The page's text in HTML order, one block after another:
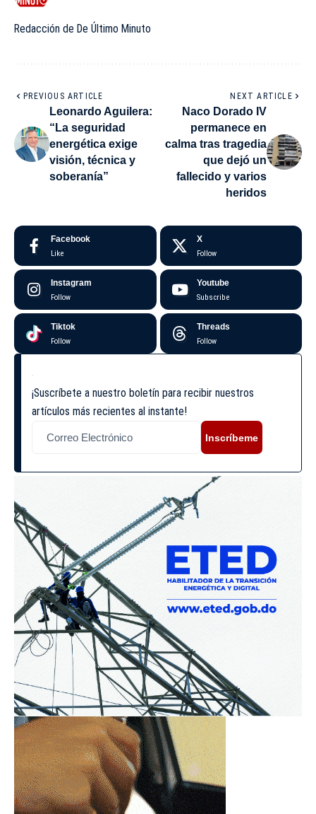
Redacción de De Último Minuto
PREVIOUS ARTICLE
Leonardo Aguilera:
“La seguridad
energética exige
visión, técnica y
soberanía”
NEXT ARTICLE
Naco Dorado IV
permanece en
calma tras tragedia
que dejó un
fallecido y varios
heridos
Facebook
Like
X
Follow
Instagram
Follow
Youtube
Subscribe
Tiktok
Follow
Threads
Follow
¡Suscríbete a nuestro boletín para recibir nuestros
artículos más recientes al instante!
Inscríbeme